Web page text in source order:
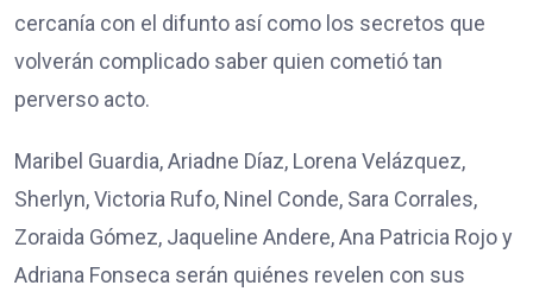
cercanía con el difunto así como los secretos que
volverán complicado saber quien cometió tan
perverso acto.
Maribel Guardia, Ariadne Díaz, Lorena Velázquez,
Sherlyn, Victoria Rufo, Ninel Conde, Sara Corrales,
Zoraida Gómez, Jaqueline Andere, Ana Patricia Rojo y
Adriana Fonseca serán quiénes revelen con sus